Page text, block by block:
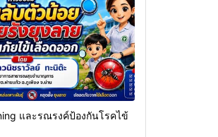
และรณรงค์ป้องกันโรคไข้